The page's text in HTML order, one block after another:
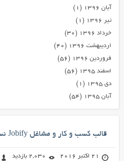
آبان ۱۳۹۶
(۱)
تیر ۱۳۹۶
(۱)
خرداد ۱۳۹۶
(۳۰)
اردیبهشت ۱۳۹۶
(۴۰)
فروردین ۱۳۹۶
(۵۶)
اسفند ۱۳۹۵
(۵۶)
دی ۱۳۹۵
(۱)
آبان ۱۳۹۵
(۵۴)
قالب کسب و کار و مشاغل Jobify نسخه ۳٫۴٫۰ برای وردپرس
21 اکتبر 2016 2,030 بازدید